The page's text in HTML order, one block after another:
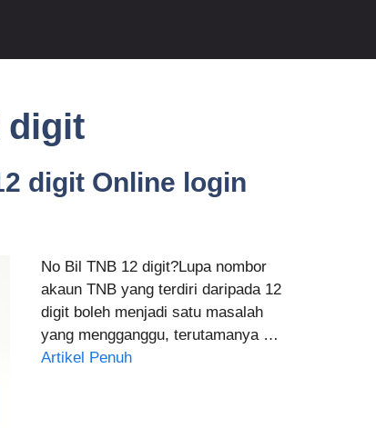
digit
digit Online login
No Bil TNB 12 digit?Lupa nombor
akaun TNB yang terdiri daripada 12
digit boleh menjadi satu masalah
yang mengganggu, terutamanya …
Artikel Penuh